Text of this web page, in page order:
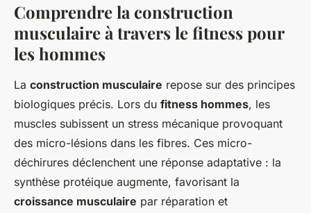
Comprendre la construction
musculaire à travers le fitness pour
les hommes
La construction musculaire repose sur des principes
biologiques précis. Lors du fitness hommes, les
muscles subissent un stress mécanique provoquant
des micro-lésions dans les fibres. Ces micro-
déchirures déclenchent une réponse adaptative : la
synthèse protéique augmente, favorisant la
croissance musculaire par réparation et